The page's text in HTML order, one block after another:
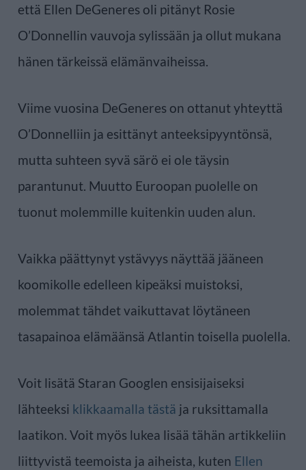
että Ellen DeGeneres oli pitänyt Rosie
O’Donnellin vauvoja sylissään ja ollut mukana
hänen tärkeissä elämänvaiheissa.
Viime vuosina DeGeneres on ottanut yhteyttä
O’Donnelliin ja esittänyt anteeksipyyntönsä,
mutta suhteen syvä särö ei ole täysin
parantunut. Muutto Euroopan puolelle on
tuonut molemmille kuitenkin uuden alun.
Vaikka päättynyt ystävyys näyttää jääneen
koomikolle edelleen kipeäksi muistoksi,
molemmat tähdet vaikuttavat löytäneen
tasapainoa elämäänsä Atlantin toisella puolella.
Voit lisätä Staran Googlen ensisijaiseksi
lähteeksi klikkaamalla tästä ja ruksittamalla
laatikon. Voit myös lukea lisää tähän artikkeliin
liittyvistä teemoista ja aiheista, kuten Ellen